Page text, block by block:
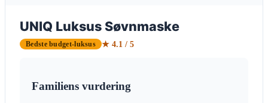
UNIQ Luksus Søvnmaske
Bedste budget-luksus ★ 4.1 / 5
Familiens vurdering